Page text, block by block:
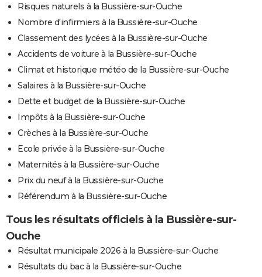
Risques naturels à la Bussière-sur-Ouche
Nombre d'infirmiers à la Bussière-sur-Ouche
Classement des lycées à la Bussière-sur-Ouche
Accidents de voiture à la Bussière-sur-Ouche
Climat et historique météo de la Bussière-sur-Ouche
Salaires à la Bussière-sur-Ouche
Dette et budget de la Bussière-sur-Ouche
Impôts à la Bussière-sur-Ouche
Crèches à la Bussière-sur-Ouche
Ecole privée à la Bussière-sur-Ouche
Maternités à la Bussière-sur-Ouche
Prix du neuf à la Bussière-sur-Ouche
Référendum à la Bussière-sur-Ouche
Tous les résultats officiels à la Bussière-sur-
Ouche
Résultat municipale 2026 à la Bussière-sur-Ouche
Résultats du bac à la Bussière-sur-Ouche